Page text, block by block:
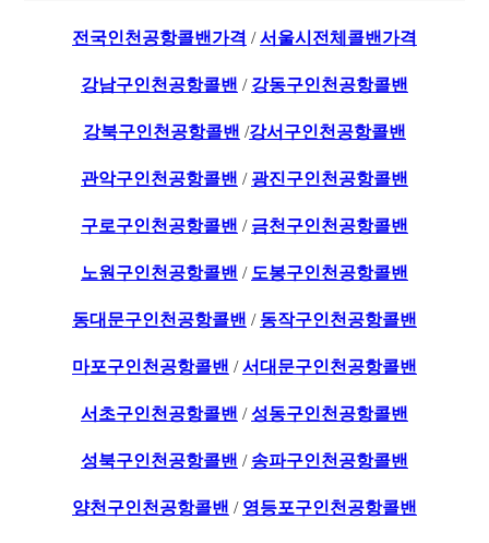
전국인천공항콜밴가격 /서울시전체콜밴가격
강남구인천공항콜밴 / 강동구인천공항콜밴
강북구인천공항콜밴 /강서구인천공항콜밴
관악구인천공항콜밴 / 광진구인천공항콜밴
구로구인천공항콜밴 / 금천구인천공항콜밴
노원구인천공항콜밴 / 도봉구인천공항콜밴
동대문구인천공항콜밴 / 동작구인천공항콜밴
마포구인천공항콜밴 /서대문구인천공항콜밴
서초구인천공항콜밴 /성동구인천공항콜밴
성북구인천공항콜밴 / 송파구인천공항콜밴
양천구인천공항콜밴 / 영등포구인천공항콜밴